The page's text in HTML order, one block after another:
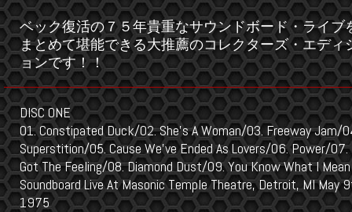
ベック復活の７５年貴重なサウンドボード・ライブ
まとめて堪能できる大推薦のコレクターズ・エディ
ョンです！！
DISC ONE
01. Constipated Duck/02. She’s A Woman/03. Freeway Jam/
Superstition/05. Cause We’ve Ended As Lovers/06. Power/07.
Got The Feeling/08. Diamond Dust/09. You Know What I Mean
Soundboard Live At Masonic Temple Theatre, Detroit, MI May
1975